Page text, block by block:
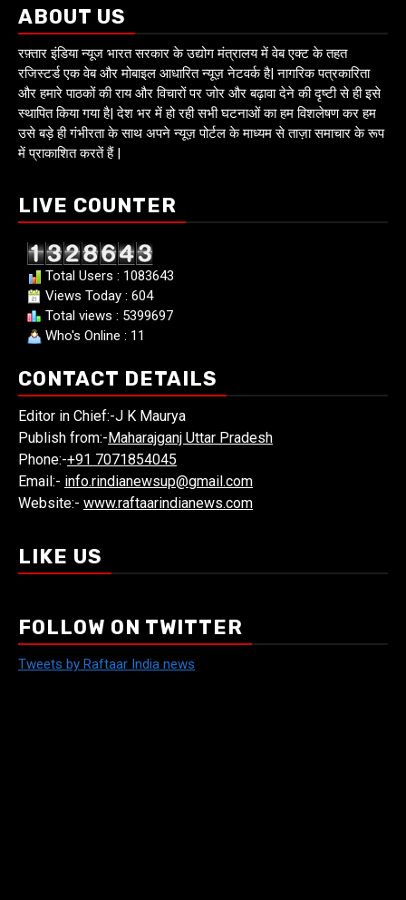
ABOUT US
रफ़्तार इंडिया न्यूज भारत सरकार के उद्योग मंत्रालय में वेब एक्ट के तहत
रजिस्टर्ड एक वेब और मोबाइल आधारित न्यूज़ नेटवर्क है| नागरिक पत्रकारिता
और हमारे पाठकों की राय और विचारों पर जोर और बढ़ावा देने की दृष्टी से ही इसे
स्थापित किया गया है| देश भर में हो रही सभी घटनाओं का हम विशलेषण कर हम
उसे बड़े ही गंभीरता के साथ अपने न्यूज़ पोर्टल के माध्यम से ताज़ा समाचार के रूप
में प्राकाशित करतें हैं |
LIVE COUNTER
Total Users : 1083643
Views Today : 604
Total views : 5399697
Who's Online : 11
CONTACT DETAILS
Editor in Chief:-J K Maurya
Publish from:-Maharajganj Uttar Pradesh
Phone:-+91 7071854045
Email:- info.rindianewsup@gmail.com
Website:- www.raftaarindianews.com
LIKE US
FOLLOW ON TWITTER
Tweets by Raftaar India news